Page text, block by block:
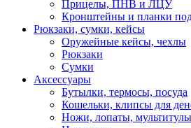
Прицелы, ПНВ и ЛЦУ
Кронштейны и планки
Рюкзаки, сумки, кейсы
Оружейные кейсы, чехлы
Рюкзаки
Сумки
Аксессуары
Бутылки, термосы, посуда
Кошельки, клипсы для
Ножи, лопаты, мультитулы